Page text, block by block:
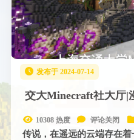
发布于 2024-07-14
交大Minecraft社大厅|
10308 热度 评论关闭
传说，在遥远的云端存在